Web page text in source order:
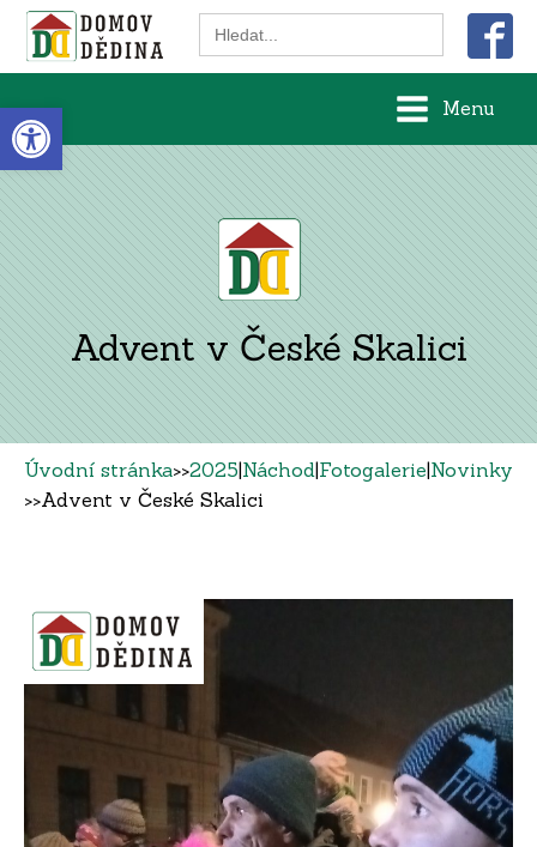
Open toolbar
Search
for:
Menu
Advent v České Skalici
Úvodní stránka>>2025|Náchod|Fotogalerie|Novinky
>>Advent v České Skalici